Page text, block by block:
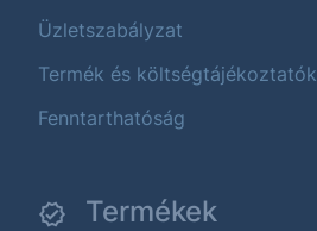
Üzletszabályzat
Termék és költségtájékoztatók
Fenntarthatóság
Termékek